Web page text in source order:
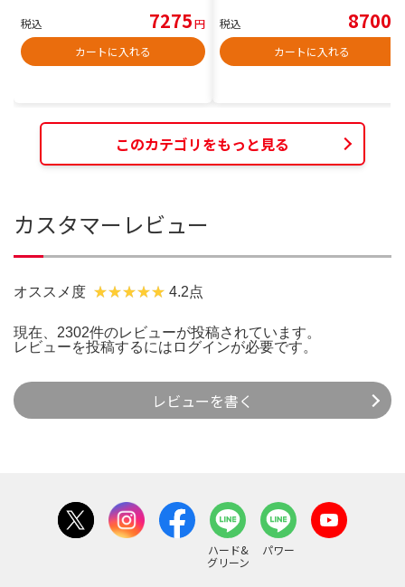
税込 7275円
カートに入れる
税込 8700
カートに入れる
このカテゴリをもっと見る
カスタマーレビュー
オススメ度 4.2点
現在、2302件のレビューが投稿されています。
レビューを投稿するには ログインが必要です。
レビューを書く
ハード&
グリーン
パワー